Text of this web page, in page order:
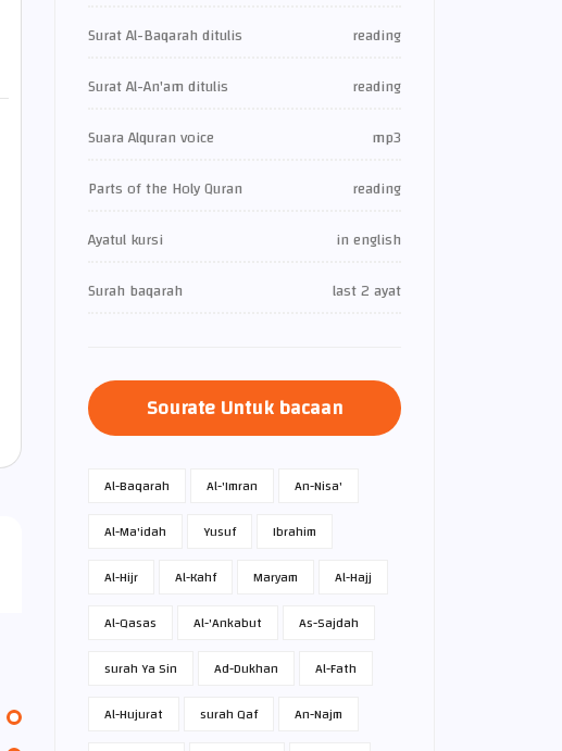
Surat Al-Baqarah ditulis
reading
Surat Al-An'am ditulis
reading
Suara Alquran voice
mp3
Parts of the Holy Quran
reading
Ayatul kursi
in english
Surah baqarah
last 2 ayat
Sourate Untuk bacaan
Al-Baqarah Al-'Imran
An-Nisa'
Al-Ma'idah
Yusuf
Ibrahim
Al-Hijr
Al-Kahf Maryam
Al-Hajj
Al-Qasas
Al-'Ankabut
As-Sajdah
surah Ya Sin
Ad-Dukhan
Al-Fath
Al-Hujurat
surah Qaf
An-Najm